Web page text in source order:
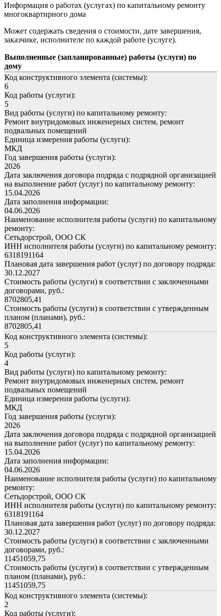
Информация о работах (услугах) по капитальному ремонту
многоквартирного дома
Может содержать сведения о стоимости, дате завершения,
заказчике, исполнителе по каждой работе (услуге).
Выполненные (запланированные) работы (услуги) по
дому
Код конструктивного элемента (системы):
6
Код работы (услуги):
5
Вид работы (услуги) по капитальному ремонту:
Ремонт внутридомовых инженерных систем, ремонт
подвальных помещений
Единица измерения работы (услуги):
МКД
Год завершения работы (услуги):
2026
Дата заключения договора подряда с подрядной организацией
на выполнение работ (услуг) по капитальному ремонту:
15.04.2026
Дата заполнения информации:
04.06.2026
Наименование исполнителя работы (услуги) по капитальному
ремонту:
Сетьдорстрой, ООО СК
ИНН исполнителя работы (услуги) по капитальному ремонту:
6318191164
Плановая дата завершения работ (услуг) по договору подряда:
30.12.2027
Стоимость работы (услуги) в соответствии с заключенными
договорами, руб.:
8702805,41
Стоимость работы (услуги) в соответствии с утвержденным
планом (планами), руб.:
8702805,41
Код конструктивного элемента (системы):
5
Код работы (услуги):
4
Вид работы (услуги) по капитальному ремонту:
Ремонт внутридомовых инженерных систем, ремонт
подвальных помещений
Единица измерения работы (услуги):
МКД
Год завершения работы (услуги):
2026
Дата заключения договора подряда с подрядной организацией
на выполнение работ (услуг) по капитальному ремонту:
15.04.2026
Дата заполнения информации:
04.06.2026
Наименование исполнителя работы (услуги) по капитальному
ремонту:
Сетьдорстрой, ООО СК
ИНН исполнителя работы (услуги) по капитальному ремонту:
6318191164
Плановая дата завершения работ (услуг) по договору подряда:
30.12.2027
Стоимость работы (услуги) в соответствии с заключенными
договорами, руб.:
11451059,75
Стоимость работы (услуги) в соответствии с утвержденным
планом (планами), руб.:
11451059,75
Код конструктивного элемента (системы):
2
Код работы (услуги):